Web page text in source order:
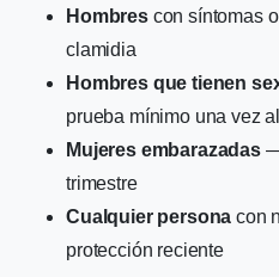
Hombrescon síntomas
clamidia
Hombres que tienen
prueba mínimo una vez
Mujeres embarazadas—
trimestre
Cualquier persona con
protección reciente